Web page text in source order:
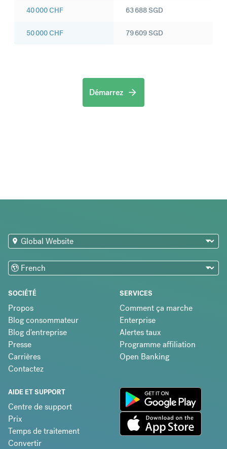
40 000CHF
50 000CHF
63 688SGD
79 609SGD
Démarrez
SOCIÉTÉ
Propos
Blog consommateur
Blog d'entreprise
Presse
Carrières
Contactez
SERVICES
Comment ça marche
Enterprise
Alertes taux
Programme affiliation
Open Banking
AIDE ET SUPPORT
Centre de support
Prix
Temps de traitement
Convertir